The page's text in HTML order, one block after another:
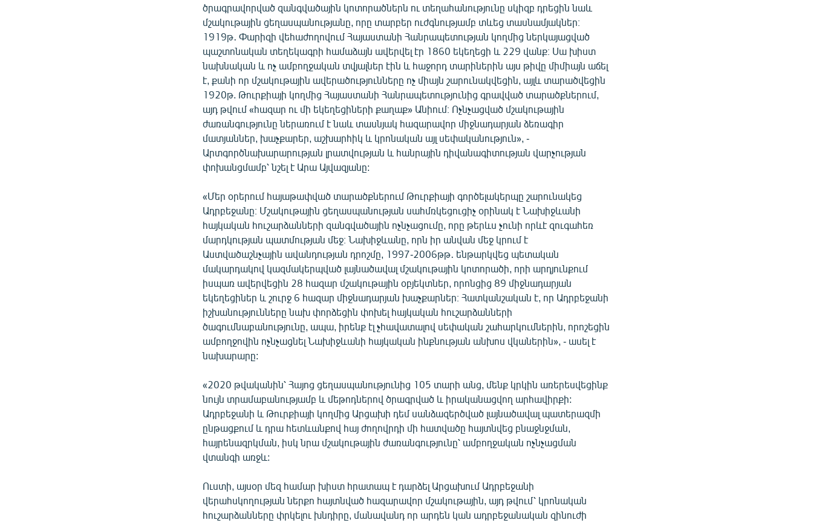
ծրագրավորված զանգվածային կոտորածներն ու տեղահանությունը սկիզբ դրեցին նաև
մշակութային ցեղասպանությանը, որը տարբեր ուժգնությամբ տևեց տասնամյակներ։
1919թ․ Փարիզի վեհաժողովում Հայաստանի Հանրապետության կողմից ներկայացված
պաշտոնական տեղեկագրի համաձայն ավերվել էր 1860 եկեղեցի և 229 վանք։ Սա խիստ
նախնական և ոչ ամբողջական տվյալներ էին և հաջորդ տարիներին այս թիվը միմիայն աճել
է, քանի որ մշակութային ավերածությունները ոչ միայն շարունակվեցին, այլև տարածվեցին
1920թ. Թուրքիայի կողմից Հայաստանի Հանրապետությունից գրավված տարածքներում,
այդ թվում «հազար ու մի եկեղեցիների քաղաք» Անիում։ Ոչնչացված մշակութային
ժառանգությունը ներառում է նաև տասնյակ հազարավոր միջնադարյան ձեռագիր
մատյաններ, խաչքարեր, աշխարհիկ և կրոնական այլ սեփականություն», -
Արտգործնախարարության լրատվության և հանրային դիվանագիտության վարչության
փոխանցմամբ՝ նշել է Արա Այվազյանը:
«Մեր օրերում հայաթափված տարածքներում Թուրքիայի գործելակերպը շարունակեց
Ադրբեջանը։ Մշակութային ցեղասպանության սահմռկեցուցիչ օրինակ է Նախիջևանի
հայկական հուշարձանների զանգվածային ոչնչացումը, որը թերևս չունի որևէ զուգահեռ
մարդկության պատմության մեջ։ Նախիջևանը, որն իր անվան մեջ կրում է
Աստվածաշնչային ավանդության դրոշմը, 1997-2006թթ․ ենթարկվեց պետական
մակարդակով կազմակերպված լայնածավալ մշակութային կոտորածի, որի արդյունքում
իսպառ ավերվեցին 28 հազար մշակութային օբյեկտներ, որոնցից 89 միջնադարյան
եկեղեցիներ և շուրջ 6 հազար միջնադարյան խաչքարներ։ Հատկանշական է, որ Ադրբեջանի
իշխանությունները նախ փորձեցին փոխել հայկական հուշարձանների
ծագումնաբանությունը, ապա, իրենք էլ չհավատալով սեփական շահարկումներին, որոշեցին
ամբողջովին ոչնչացնել Նախիջևանի հայկական ինքնության անխոս վկաներին», - ասել է
նախարարը:
«2020 թվականին՝ Հայոց ցեղասպանությունից 105 տարի անց, մենք կրկին առերեսվեցինք
նույն տրամաբանությամբ և մեթոդներով ծրագրված և իրականացվող արհավիրքի:
Ադրբեջանի և Թուրքիայի կողմից Արցախի դեմ սանձազերծված լայնածավալ պատերազմի
ընթացքում և դրա հետևանքով հայ ժողովրդի մի հատվածը հայտնվեց բնաջնջման,
հայրենազրկման, իսկ նրա մշակութային ժառանգությունը՝ ամբողջական ոչնչացման
վտանգի առջև:
Ուստի, այսօր մեզ համար խիստ հրատապ է դարձել Արցախում Ադրբեջանի
վերահսկողության ներքո հայտնված հազարավոր մշակութային, այդ թվում՝ կրոնական
հուշարձանները փրկելու խնդիրը, մանավանդ որ արդեն կան ադրբեջանական զինուժի